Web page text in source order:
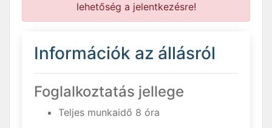
lehetőség a jelentkezésre!
Információk az állásról
Foglalkoztatás jellege
Teljes munkaidő 8 óra